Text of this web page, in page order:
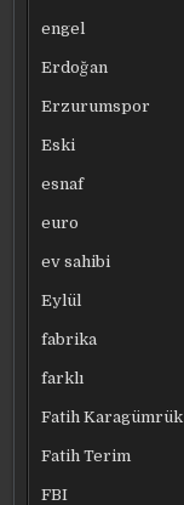
engel
Erdoğan
Erzurumspor
Eski
esnaf
euro
ev sahibi
Eylül
fabrika
farklı
Fatih Karagümrük
Fatih Terim
FBI